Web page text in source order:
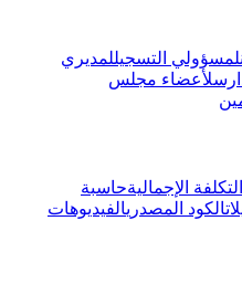
لمسؤولي التسجيللمديري
لأعضاء مجلس
الإجماليةحاسبة
الكود المصدريالفيديوهات